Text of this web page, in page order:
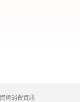
與消費資訊